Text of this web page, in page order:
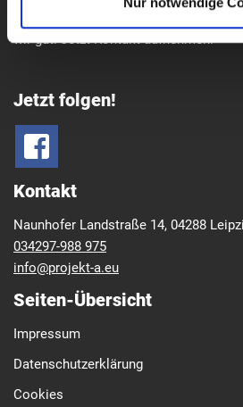
wir gut. Jetzt Kontakt aufnehmen!
Jetzt folgen!
Kontakt
Naunhofer Landstraße 14, 04288
034297-988 975
info@projekt-a.eu
Seiten-Übersicht
Impressum
Datenschutzerklärung
Cookies